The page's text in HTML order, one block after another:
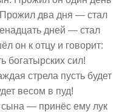
Прожил два дня — стал
дней — стал
он к отцу и говорит:
богатырских сил!
стрела пусть будет
весом в пуд!
сына — принёс ему лук